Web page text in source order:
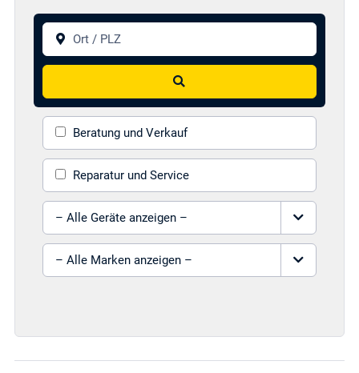
Ort / PLZ
Suchen
Beratung und Verkauf
Reparatur und Service
Gerät auswählen
Marke auswählen